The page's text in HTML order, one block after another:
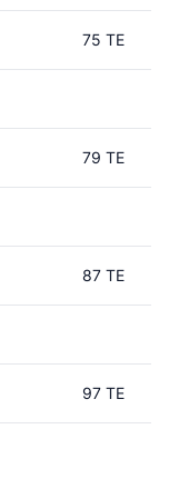
75 TE
79 TE
87 TE
97 TE